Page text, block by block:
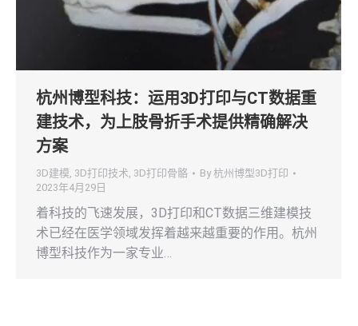
杭州博型科技：运用3D打印与CT数据重
建技术，为上肢骨折手术提供精确解决
方案
3D建模, 3D打印技术, 3D打印骨骼 By 杭州博型3D打印
2023年4月29日
着科技的飞速发展，3D打印和CT数据三维建模技
术已经在医学领域发挥着越来越重要的作用。杭州
博型科技作为一家专业…